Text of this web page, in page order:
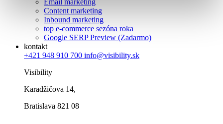
Email marketing
Content marketing
Inbound marketing
top e-commerce sezóna roka
Google SERP Preview (Zadarmo)
kontakt
+421 948 910 700 info@visibility.sk
Visibility
Karadžičova 14,
Bratislava 821 08